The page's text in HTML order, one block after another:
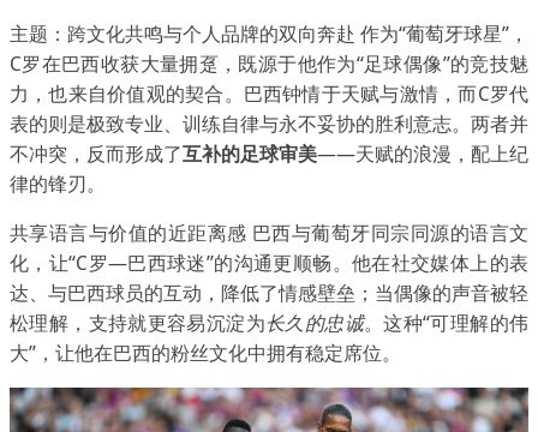
主题：跨文化共鸣与个人品牌的双向奔赴 作为“葡萄牙球星”，
C罗在巴西收获大量拥趸，既源于他作为“足球偶像”的竞技魅
力，也来自价值观的契合。巴西钟情于天赋与激情，而C罗代
表的则是极致专业、训练自律与永不妥协的胜利意志。两者并
不冲突，反而形成了互补的足球审美——天赋的浪漫，配上纪
律的锋刃。
共享语言与价值的近距离感 巴西与葡萄牙同宗同源的语言文
化，让“C罗—巴西球迷”的沟通更顺畅。他在社交媒体上的表
达、与巴西球员的互动，降低了情感壁垒；当偶像的声音被轻
松理解，支持就更容易沉淀为长久的忠诚。这种“可理解的伟
大”，让他在巴西的粉丝文化中拥有稳定席位。